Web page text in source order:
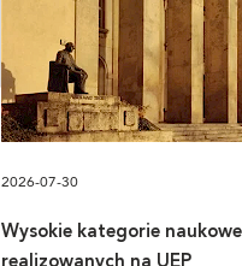
2026-07-30
Wysokie kategorie
realizowanych na UEP